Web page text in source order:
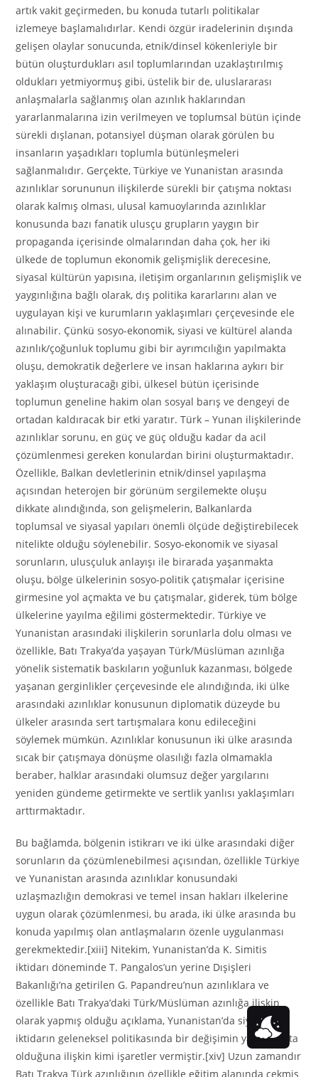
artık vakit geçirmeden, bu konuda tutarlı politikalar
izlemeye başlamalıdırlar. Kendi özgür iradelerinin dışında
gelişen olaylar sonucunda, etnik/dinsel kökenleriyle bir
bütün oluşturdukları asıl toplumlarından uzaklaştırılmış
oldukları yetmiyormuş gibi, üstelik bir de, uluslararası
anlaşmalarla sağlanmış olan azınlık haklarından
yararlanmalarına izin verilmeyen ve toplumsal bütün içinde
sürekli dışlanan, potansiyel düşman olarak görülen bu
insanların yaşadıkları toplumla bütünleşmeleri
sağlanmalıdır. Gerçekte, Türkiye ve Yunanistan arasında
azınlıklar sorununun ilişkilerde sürekli bir çatışma noktası
olarak kalmış olması, ulusal kamuoylarında azınlıklar
konusunda bazı fanatik ulusçu grupların yaygın bir
propaganda içerisinde olmalarından daha çok, her iki
ülkede de toplumun ekonomik gelişmişlik derecesine,
siyasal kültürün yapısına, iletişim organlarının gelişmişlik ve
yaygınlığına bağlı olarak, dış politika kararlarını alan ve
uygulayan kişi ve kurumların yaklaşımları çerçevesinde ele
alınabilir. Çünkü sosyo-ekonomik, siyasi ve kültürel alanda
azınlık/çoğunluk toplumu gibi bir ayrımcılığın yapılmakta
oluşu, demokratik değerlere ve insan haklarına aykırı bir
yaklaşım oluşturacağı gibi, ülkesel bütün içerisinde
toplumun geneline hakim olan sosyal barış ve dengeyi de
ortadan kaldıracak bir etki yaratır. Türk – Yunan ilişkilerinde
azınlıklar sorunu, en güç ve güç olduğu kadar da acil
çözümlenmesi gereken konulardan birini oluşturmaktadır.
Özellikle, Balkan devletlerinin etnik/dinsel yapılaşma
açısından heterojen bir görünüm sergilemekte oluşu
dikkate alındığında, son gelişmelerin, Balkanlarda
toplumsal ve siyasal yapıları önemli ölçüde değiştirebilecek
nitelikte olduğu söylenebilir. Sosyo-ekonomik ve siyasal
sorunların, ulusçuluk anlayışı ile birarada yaşanmakta
oluşu, bölge ülkelerinin sosyo-politik çatışmalar içerisine
girmesine yol açmakta ve bu çatışmalar, giderek, tüm bölge
ülkelerine yayılma eğilimi göstermektedir. Türkiye ve
Yunanistan arasındaki ilişkilerin sorunlarla dolu olması ve
özellikle, Batı Trakya’da yaşayan Türk/Müslüman azınlığa
yönelik sistematik baskıların yoğunluk kazanması, bölgede
yaşanan gerginlikler çerçevesinde ele alındığında, iki ülke
arasındaki azınlıklar konusunun diplomatik düzeyde bu
ülkeler arasında sert tartışmalara konu edileceğini
söylemek mümkün. Azınlıklar konusunun iki ülke arasında
sıcak bir çatışmaya dönüşme olasılığı fazla olmamakla
beraber, halklar arasındaki olumsuz değer yargılarını
yeniden gündeme getirmekte ve sertlik yanlısı yaklaşımları
arttırmaktadır.
Bu bağlamda, bölgenin istikrarı ve iki ülke arasındaki diğer
sorunların da çözümlenebilmesi açısından, özellikle Türkiye
ve Yunanistan arasında azınlıklar konusundaki
uzlaşmazlığın demokrasi ve temel insan hakları ilkelerine
uygun olarak çözümlenmesi, bu arada, iki ülke arasında bu
konuda yapılmış olan antlaşmaların özenle uygulanması
gerekmektedir.[xiii] Nitekim, Yunanistan’da K. Simitis
iktidarı döneminde T. Pangalos’un yerine Dışişleri
Bakanlığı’na getirilen G. Papandreu’nun azınlıklara ve
özellikle Batı Trakya’daki Türk/Müslüman azınlığa ilişkin
olarak yapmış olduğu açıklama, Yunanistan’da siyasi
iktidarın geleneksel politikasında bir değişimin yaşanmakta
olduğuna ilişkin kimi işaretler vermiştir.[xiv] Uzun zamandır
Batı Trakya Türk azınlığının özellikle eğitim alanında çekmiş